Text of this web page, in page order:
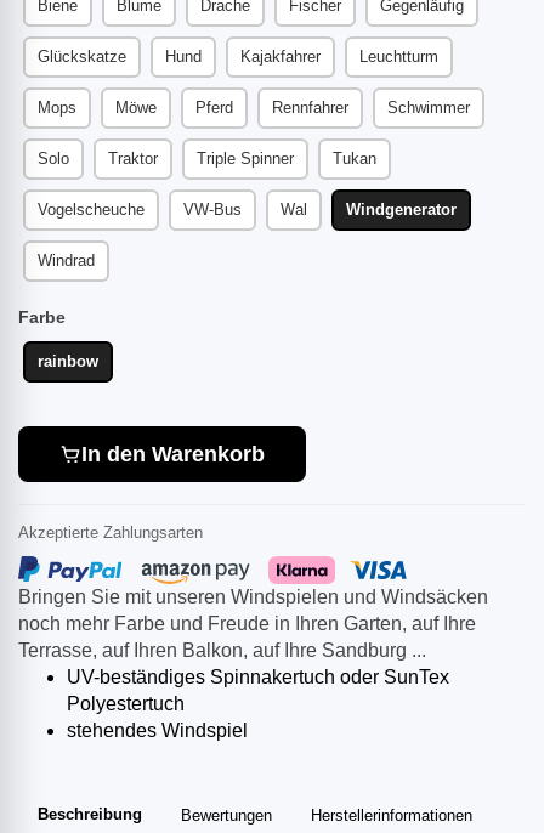
Bringen Sie mit unseren Windspielen und Windsäcken
noch mehr Farbe und Freude in Ihren Garten, auf Ihre
Terrasse, auf Ihren Balkon, auf Ihre Sandburg ...
UV-beständiges Spinnakertuch oder SunTex
Polyestertuch
stehendes Windspiel
Beschreibung Bewertungen Herstellerinformationen
Biene Blume Drache Fischer Gegenläufig
Glückskatze Hund Kajakfahrer Leuchtturm
Mops Möwe Pferd Rennfahrer Schwimmer
Solo Traktor Triple Spinner Tukan
Vogelscheuche VW-Bus Wal Windgenerator
Windrad
Farbe
rainbow
In den Warenkorb
Akzeptierte Zahlungsarten